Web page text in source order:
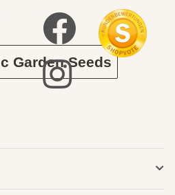
Garden Seeds